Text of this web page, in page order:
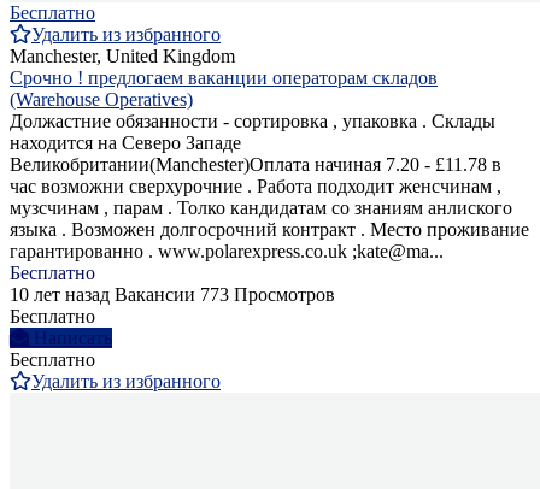
Бесплатно
Удалить из избранного
Manchester, United Kingdom
Срочно ! предлогаем ваканции операторам складов
(Warehouse Operatives)
Должастние обязанности - сортировка , упаковка . Склады
находится на Северо Западе
Великобритании(Manchester)Оплата начиная 7.20 - £11.78 в
час возможни сверхурочние . Pабота подходит женсчинам ,
музсчинам , парам . Толко кандидатам со знаниям анлиского
языка . Возможен долгосрочний контракт . Место проживание
гарантированно . www.polarexpress.co.uk ;kate@ma...
Бесплатно
10 лет назад Вакансии 773 Просмотров
Бесплатно
Написать
Бесплатно
Удалить из избранного